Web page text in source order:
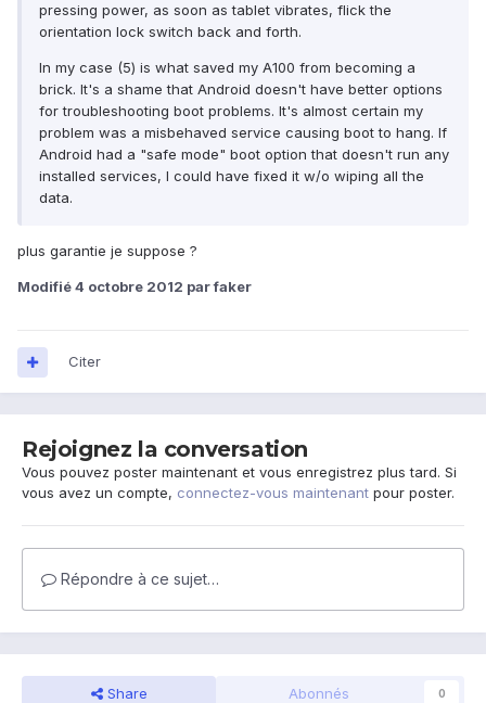
pressing power, as soon as tablet vibrates, flick the
orientation lock switch back and forth.
In my case (5) is what saved my A100 from becoming a
brick. It's a shame that Android doesn't have better options
for troubleshooting boot problems. It's almost certain my
problem was a misbehaved service causing boot to hang. If
Android had a "safe mode" boot option that doesn't run any
installed services, I could have fixed it w/o wiping all the
data.
plus garantie je suppose ?
Modifié4 octobre 2012 par faker
Citer
Rejoignez la conversation
Vous pouvez poster maintenant et vous enregistrez plus tard. Si
vous avez un compte, connectez-vous maintenant pour poster.
Répondre à ce sujet…
Share Abonnés 0